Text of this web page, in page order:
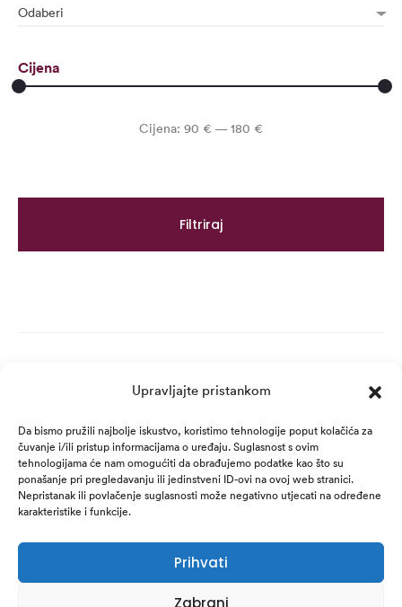
Upravljajte pristankom
Da bismo pružili najbolje iskustvo, koristimo tehnologije poput kolačića za
čuvanje i/ili pristup informacijama o uređaju. Suglasnost s ovim
tehnologijama će nam omogućiti da obrađujemo podatke kao što su
ponašanje pri pregledavanju ili jedinstveni ID-ovi na ovoj web stranici.
Nepristanak ili povlačenje suglasnosti može negativno utjecati na određene
karakteristike i funkcije.
Prihvati
Zabrani
Odaberi
Cijena
Min
Maks
Filtriraj
Cijena: 90 € —180 €
Sva prava pridržana.
Izjava o sigurnosti online plaćanja
Izjava o zaštiti privatnosti